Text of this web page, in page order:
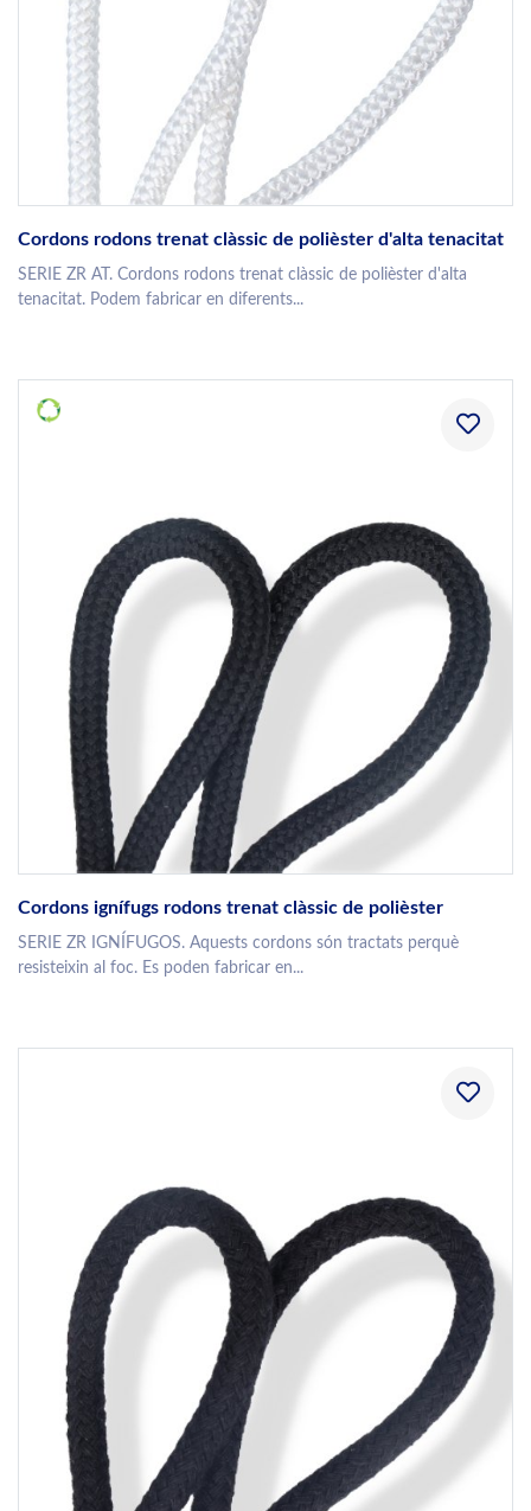
Cordons rodons trenat clàssic de polièster d'alta tenacitat
SERIE ZR AT. Cordons rodons trenat clàssic de polièster d'alta
tenacitat. Podem fabricar en diferents...
Cordons ignífugs rodons trenat clàssic de polièster
SERIE ZR IGNÍFUGOS. Aquests cordons són tractats perquè
resisteixin al foc. Es poden fabricar en...